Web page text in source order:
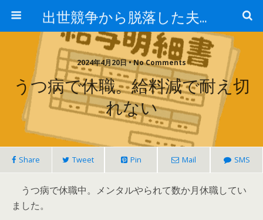
出世競争から脱落した夫と妻の日常
2024年4月20日 • No Comments
うつ病で休職。給料減で耐え切
れない
Share Tweet Pin Mail SMS
うつ病で休職中。メンタルやられて数か月休職してい
ました。